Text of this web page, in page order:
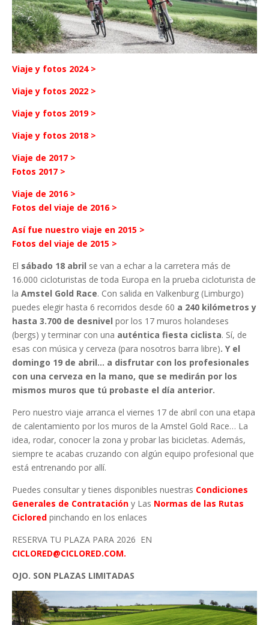
Viaje y fotos 2024 >
Viaje y fotos 2022 >
Viaje y fotos 2019 >
Viaje y fotos 2018 >
Viaje de 2017 >
Fotos 2017 >
Viaje de 2016 >
Fotos del viaje de 2016 >
Así fue nuestro viaje en 2015 >
Fotos del viaje de 2015 >
El sábado 18 abril se van a echar a la carretera más de
16.000 cicloturistas de toda Europa en la prueba cicloturista de
la Amstel Gold Race. Con salida en Valkenburg (Limburgo)
puedes elegir hasta 6 recorridos desde 60 a 240 kilómetros y
hasta 3.700 de desnivel por los 17 muros holandeses
(bergs) y terminar con una auténtica fiesta ciclista. Sí, de
esas con música y cerveza (para nosotros barra libre). Y el
domingo 19 de abril… a disfrutar con los profesionales
con una cerveza en la mano, que se medirán por los
mismos muros que tú probaste el día anterior.
Pero nuestro viaje arranca el viernes 17 de abril con una etapa
de calentamiento por los muros de la Amstel Gold Race… La
idea, rodar, conocer la zona y probar las bicicletas. Además,
siempre te acabas cruzando con algún equipo profesional que
está entrenando por allí.
Puedes consultar y tienes disponibles nuestras Condiciones
Generales de Contratación y Las Normas de las Rutas
Ciclored pinchando en los enlaces
RESERVA TU PLAZA PARA 2026 EN
CICLORED@CICLORED.COM.
OJO. SON PLAZAS LIMITADAS